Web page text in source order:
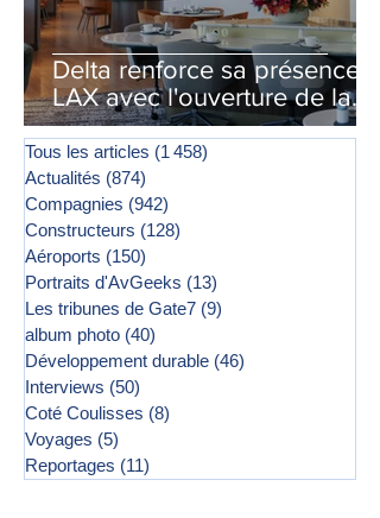
Delta renforce sa présence à
LAX avec l'ouverture de la
première phase d'un second
salon Delta One
Tous les articles (1 458)
Actualités (874)
Compagnies (942)
Constructeurs (128)
Aéroports (150)
Portraits d'AvGeeks (13)
Les tribunes de Gate7 (9)
album photo (40)
Développement durable (46)
Interviews (50)
Coté Coulisses (8)
Voyages (5)
Reportages (11)